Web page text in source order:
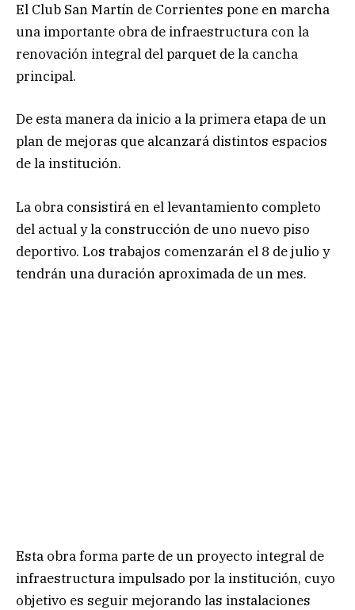
El Club San Martín de Corrientes pone en marcha
una importante obra de infraestructura con la
renovación integral del parquet de la cancha
principal.
De esta manera da inicio a la primera etapa de un
plan de mejoras que alcanzará distintos espacios
de la institución.
La obra consistirá en el levantamiento completo
del actual y la construcción de uno nuevo piso
deportivo. Los trabajos comenzarán el 8 de julio y
tendrán una duración aproximada de un mes.
Esta obra forma parte de un proyecto integral de
infraestructura impulsado por la institución, cuyo
objetivo es seguir mejorando las instalaciones